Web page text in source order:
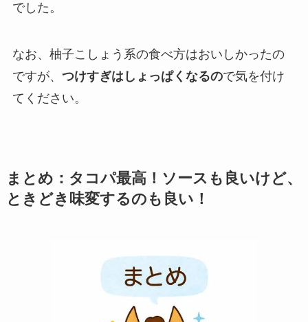
でした。
なお、柚子こしょう系の食べ方はおいしかったの
ですが、 つけすぎはしょっぱくなるので気を付け
てください。
まとめ：タコパ最高！ソースも良いけど、
ときどき味変するのも良い！